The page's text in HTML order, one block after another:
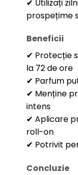
✔ Utilizați
prospețime
Beneficii
✔ Protecție
la 72 de ore
✔ Parfum
✔ Menține
intens
✔ Aplicare
roll-on
✔ Potrivit
Concluzie